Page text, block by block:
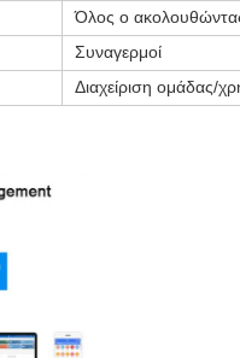
Όλος ο
Συναγερμοί
Διαχείριση ομάδας/